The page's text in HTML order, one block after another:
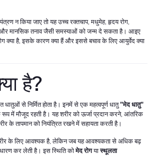
न किया जाए तो यह उच्च रक्तचाप, मधुमेह, हृदय रोग,
और मानसिक तनाव जैसी समस्याओं को जन्म दे सकता है। आइए
क्या है, इसके कारण क्या हैं और इससे बचाव के लिए आयुर्वेद क्या
है?
से निर्मित होता है। इनमें से एक महत्वपूर्ण धातु"मेद धातु"
में मौजूद रहती है। यह शरीर को ऊर्जा प्रदान करने, आंतरिक
के तापमान को नियंत्रित रखने में सहायता करती है।
शरीर के लिए आवश्यक है, लेकिन जब यह आवश्यकता से अधिक बढ़
कर लेती है। इस स्थिति कोमेद रोगयास्थूलता